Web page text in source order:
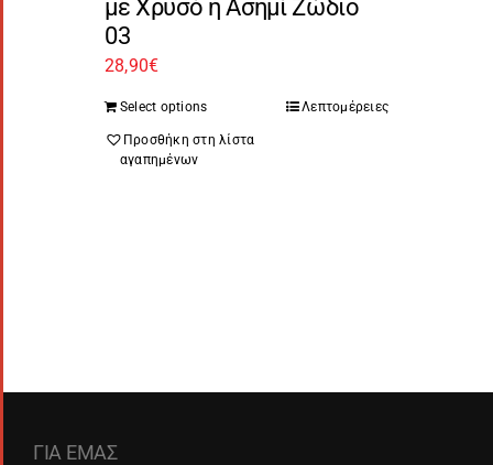
με Χρυσό ή Ασημί Ζώδιο
03
28,90€
Select options Λεπτομέρειες
Προσθήκη στη λίστα
αγαπημένων
ΓΙΑ ΕΜΑΣ